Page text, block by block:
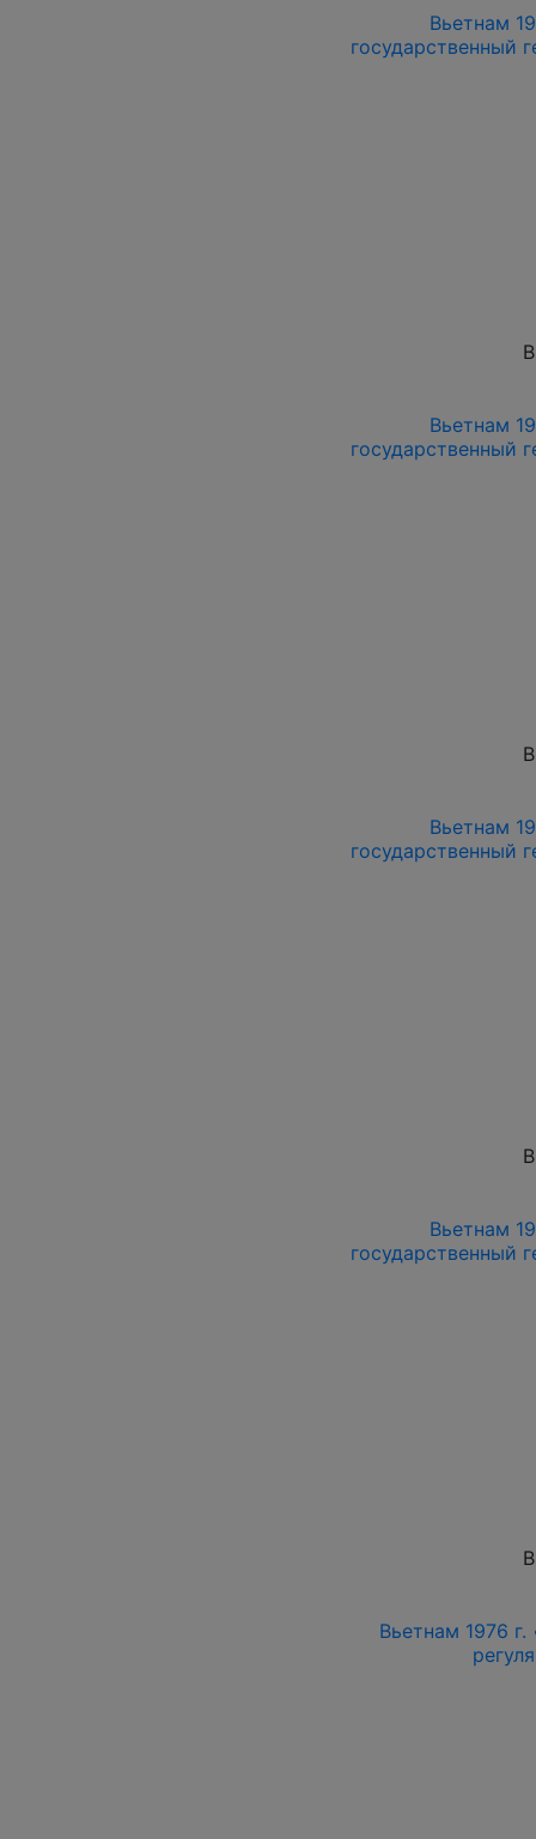
Вьетнам
государственный
Вьетнам
государственный
Вьетнам
государственный
Вьетнам
государственный
Вьетнам 1976